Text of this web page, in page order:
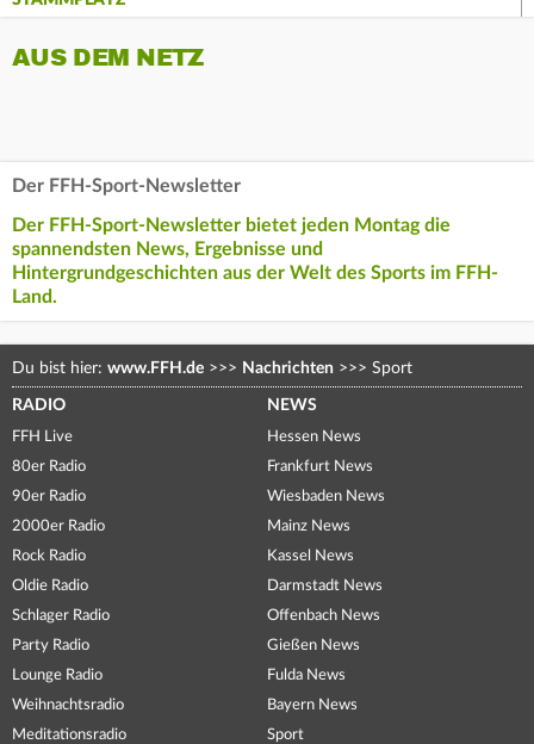
AUS DEM NETZ
Der FFH-Sport-Newsletter
Der FFH-Sport-Newsletter bietet jeden Montag die
spannendsten News, Ergebnisse und
Hintergrundgeschichten aus der Welt des Sports im FFH-
Land.
Du bist hier: www.FFH.de >>> Nachrichten >>> Sport
RADIO
FFH Live
80er Radio
90er Radio
2000er Radio
Rock Radio
Oldie Radio
Schlager Radio
Party Radio
Lounge Radio
Weihnachtsradio
Meditationsradio
NEWS
Hessen News
Frankfurt News
Wiesbaden News
Mainz News
Kassel News
Darmstadt News
Offenbach News
Gießen News
Fulda News
Bayern News
Sport